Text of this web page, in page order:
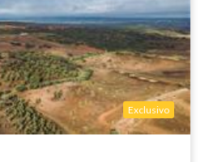
Exclusivo